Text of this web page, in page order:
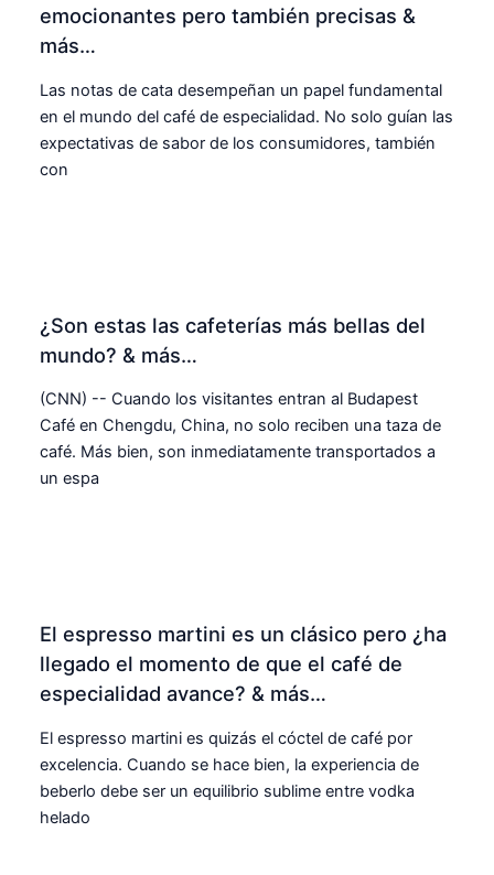
emocionantes pero también precisas &
más…
Las notas de cata desempeñan un papel fundamental
en el mundo del café de especialidad. No solo guían las
expectativas de sabor de los consumidores, también
con
¿Son estas las cafeterías más bellas del
mundo? & más…
(CNN) -- Cuando los visitantes entran al Budapest
Café en Chengdu, China, no solo reciben una taza de
café. Más bien, son inmediatamente transportados a
un espa
El espresso martini es un clásico pero ¿ha
llegado el momento de que el café de
especialidad avance? & más…
El espresso martini es quizás el cóctel de café por
excelencia. Cuando se hace bien, la experiencia de
beberlo debe ser un equilibrio sublime entre vodka
helado